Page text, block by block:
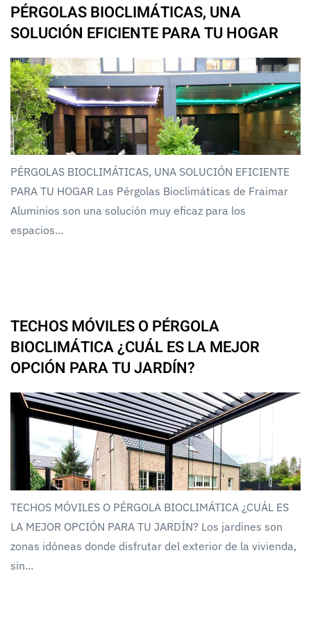
PÉRGOLAS BIOCLIMÁTICAS, UNA
SOLUCIÓN EFICIENTE PARA TU HOGAR
PÉRGOLAS BIOCLIMÁTICAS, UNA SOLUCIÓN EFICIENTE
PARA TU HOGAR Las Pérgolas Bioclimáticas de Fraimar
Aluminios son una solución muy eficaz para los
espacios...
TECHOS MÓVILES O PÉRGOLA
BIOCLIMÁTICA ¿CUÁL ES LA MEJOR
OPCIÓN PARA TU JARDÍN?
TECHOS MÓVILES O PÉRGOLA BIOCLIMÁTICA ¿CUÁL ES
LA MEJOR OPCIÓN PARA TU JARDÍN? Los jardines son
zonas idóneas donde disfrutar del exterior de la vivienda,
sin...